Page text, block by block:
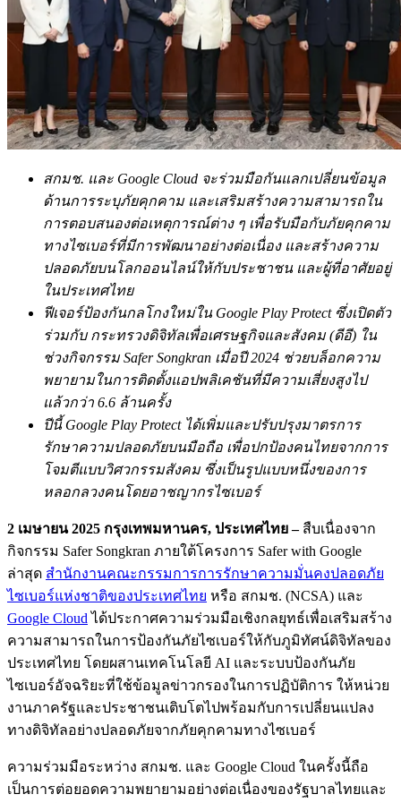
สกมช. และ Google Cloud จะร่วมมือกันแลกเปลี่ยนข้อมูล
ด้านการระบุภัยคุกคาม และเสริมสร้างความสามารถใน
การตอบสนองต่อเหตุการณ์ต่าง ๆ เพื่อรับมือกับภัยคุกคาม
ทางไซเบอร์ที่มีการพัฒนาอย่างต่อเนื่อง และสร้างความ
ปลอดภัยบนโลกออนไลน์ให้กับประชาชน และผู้ที่อาศัยอยู่
ในประเทศไทย
ฟีเจอร์ป้องกันกลโกงใหม่ใน Google Play Protect ซึ่งเปิดตัว
ร่วมกับ กระทรวงดิจิทัลเพื่อเศรษฐกิจและสังคม (ดีอี) ใน
ช่วงกิจกรรม Safer Songkran เมื่อปี 2024 ช่วยบล็อกความ
พยายามในการติดตั้งแอปพลิเคชันที่มีความเสี่ยงสูงไป
แล้วกว่า 6.6 ล้านครั้ง
ปีนี้ Google Play Protect ได้เพิ่มและปรับปรุงมาตรการ
รักษาความปลอดภัยบนมือถือ เพื่อปกป้องคนไทยจากการ
โจมตีแบบวิศวกรรมสังคม ซึ่งเป็นรูปแบบหนึ่งของการ
หลอกลวงคนโดยอาชญากรไซเบอร์
2 เมษายน 2025 กรุงเทพมหานคร, ประเทศไทย –สืบเนื่องจาก
กิจกรรม Safer Songkran ภายใต้โครงการ Safer with Google
ล่าสุด สำนักงานคณะกรรมการการรักษาความมั่นคงปลอดภัย
ไซเบอร์แห่งชาติของประเทศไทย หรือ สกมช. (NCSA) และ
Google Cloud ได้ประกาศความร่วมมือเชิงกลยุทธ์เพื่อเสริมสร้าง
ความสามารถในการป้องกันภัยไซเบอร์ให้กับภูมิทัศน์ดิจิทัลของ
ประเทศไทย โดยผสานเทคโนโลยี AI และระบบป้องกันภัย
ไซเบอร์อัจฉริยะที่ใช้ข้อมูลข่าวกรองในการปฏิบัติการ ให้หน่วย
งานภาครัฐและประชาชนเติบโตไปพร้อมกับการเปลี่ยนแปลง
ทางดิจิทัลอย่างปลอดภัยจากภัยคุกคามทางไซเบอร์
ความร่วมมือระหว่าง สกมช. และ Google Cloud ในครั้งนี้ถือ
เป็นการต่อยอดความพยายามอย่างต่อเนื่องของรัฐบาลไทยและ